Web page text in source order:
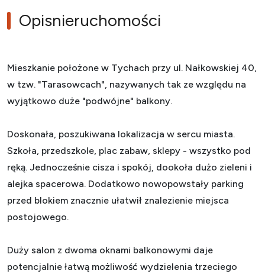
Opisnieruchomości
Mieszkanie położone w Tychach przy ul. Nałkowskiej 40,
w tzw. "Tarasowcach", nazywanych tak ze względu na
wyjątkowo duże "podwójne" balkony.
Doskonała, poszukiwana lokalizacja w sercu miasta.
Szkoła, przedszkole, plac zabaw, sklepy - wszystko pod
ręką. Jednocześnie cisza i spokój, dookoła dużo zieleni i
alejka spacerowa. Dodatkowo nowopowstały parking
przed blokiem znacznie ułatwił znalezienie miejsca
postojowego.
Duży salon z dwoma oknami balkonowymi daje
potencjalnie łatwą możliwość wydzielenia trzeciego